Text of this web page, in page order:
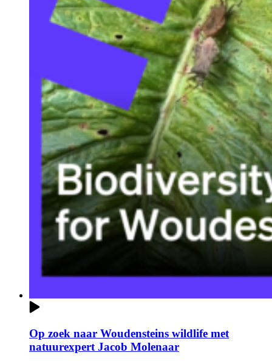
Op zoek naar Woudensteins wildlife met
natuurexpert Jacob Molenaar